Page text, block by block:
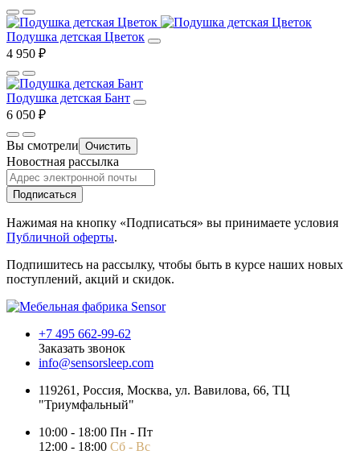
Подушка детская Цветок
4 950 ₽
Подушка детская Бант
6 050 ₽
Вы смотрели Очистить
Новостная рассылка
Подписаться
Нажимая на кнопку «Подписаться» вы принимаете условия
Публичной оферты.
Подпишитесь на рассылку, чтобы быть в курсе наших новых
поступлений, акций и скидок.
+7 495 662-99-62
Заказать звонок
info@sensorsleep.com
119261, Россия, Москва, ул. Вавилова, 66, ТЦ
"Триумфальный"
10:00 - 18:00 Пн - Пт
12:00 - 18:00 Сб - Вс